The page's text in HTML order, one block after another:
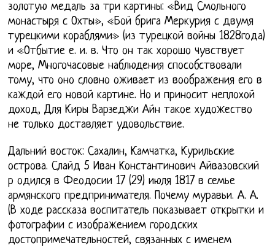
золотую медаль за три картины: «Вид Смольного
монастыря с Охты», «Бой брига Меркурия с двумя
турецкими кораблями» (из турецкой войны 1828года)
и «Отбытие е. и. в. Что он так хорошо чувствует
море, Многочасовые наблюдения способствовали
тому, что оно словно оживает из воображения его в
каждой его новой картине. Но и приносит неплохой
доход, Для Киры Варзеджи Айн такое художество
не только доставляет удовольствие.
Дальний восток: Сахалин, Камчатка, Курильские
острова. Слайд 5 Иван Константинович Айвазовский
р одился в Феодосии 17 (29) июля 1817 в семье
армянского предпринимателя. Почему муравьи. А. А.
(В ходе рассказа воспитатель показывает открытки и
фотографии с изображением городских
достопримечательностей, связанных с именем